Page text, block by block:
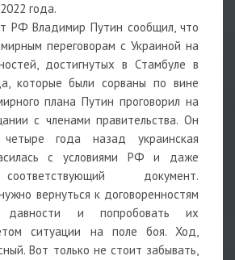
года.
РФ Владимир Путин сообщил, что
переговорам с Украиной на
достигнутых в Стамбуле в
которые были сорваны по вине
плана Путин проговорил на
с членами правительства. Он
года назад украинская
с условиями РФ и даже
документ.
вернуться к договоренностям
давности и попробовать их
ситуации на поле боя. Ход,
Вот только не стоит забывать,